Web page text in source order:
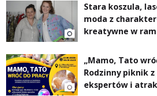
Stara koszula,
moda z
kreatywne w
„Mamo, Tato
Rodzinny piknik
ekspertów i